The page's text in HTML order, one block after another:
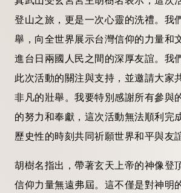
登山之旅，更是一次心靈的洗禮。我
舉，向全世界展示台灣信仰的力量和
進台日兩國人民之間的深厚友誼。我
此次活動的關注與支持，並邀請大家
非凡的壯舉。我要特別感謝所有參與
的努力和奉獻，這次活動無法順利完
歷史性的時刻共同祈願世界和平與友
胡樹名指出，帶著玄天上帝的神像登
信仰力量無遠弗屆。這不僅是對神明